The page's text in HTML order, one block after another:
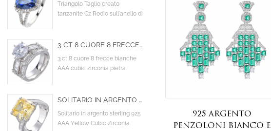
925 Argento
Penzoloni Bianco E
Triangolo Taglio creato
tanzanite Cz Rodio sull'anello di
3 CT 8 CUORE 8 FRECCE BIANCHE AAA CUBIC ZIRCONIA PIETRA PRINCIPALE COCKTAIL FEDI NUZIALI DI FIDANZAMENTO
3 ct 8 cuore 8 frecce bianche
AAA cubic zirconia pietra
SOLITARIO IN ARGENTO STERLING 925 AAA YELLOW CUBIC ZIRCONIA TWIST CRISS CROSS INFINITY ANELLO DI FIDANZAMENTO
Solitario in argento sterling 925
AAA Yellow Cubic Zirconia